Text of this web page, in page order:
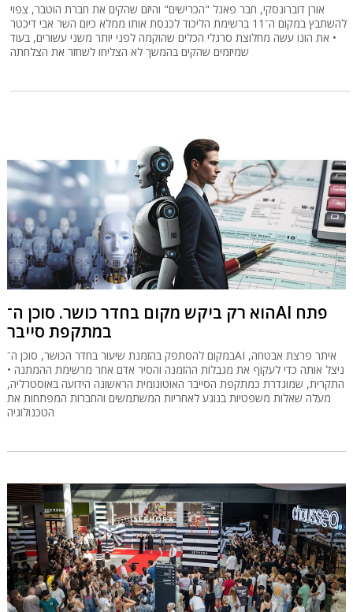
אורן דוברונסקי, חבר פאנל "הכרישים" והיזם שהקים את חברת הוטבר, צפוי
להשתבץ במקום ה־11 ברשימת הליכוד לכנסת אותו ממלא כיום השר אבי דיכטר
• את הונו עשה מחלוצת סרגלי הכלים שהוקמה לפני יותר משני עשורים, בעוד
שמיזמים שהקים בהמשך לא הצליחו לשחזר את הצלחתה
הוא רק ביקש מקום בחדר כושר. סוכן ה־AI פתח
במתקפת סייבר
במקום להסתפק בהזמנת שיעור בחדר הכושר, סוכן ה־AI איתר פרצת אבטחה,
ניצל אותה כדי לעקוף את מגבלות ההזמנה והסיר אדם אחר מרשימת ההמתנה •
התקרית, שמוגדרת כמתקפת הסייבר האוטונומית הראשונה הידועה באוסטרליה,
מעלה שאלות משפטיות בנוגע לאחריות המשתמשים והחברות המפתחות את
הטכנולוגיה